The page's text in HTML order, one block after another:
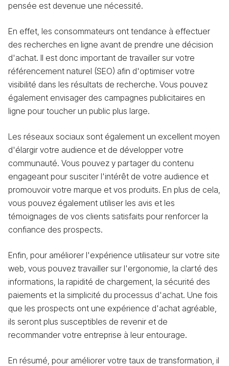
pensée est devenue une nécessité.
En effet, les consommateurs ont tendance à effectuer
des recherches en ligne avant de prendre une décision
d'achat. Il est donc important de travailler sur votre
référencement naturel (SEO) afin d'optimiser votre
visibilité dans les résultats de recherche. Vous pouvez
également envisager des campagnes publicitaires en
ligne pour toucher un public plus large.
Les réseaux sociaux sont également un excellent moyen
d'élargir votre audience et de développer votre
communauté. Vous pouvez y partager du contenu
engageant pour susciter l'intérêt de votre audience et
promouvoir votre marque et vos produits. En plus de cela,
vous pouvez également utiliser les avis et les
témoignages de vos clients satisfaits pour renforcer la
confiance des prospects.
Enfin, pour améliorer l'expérience utilisateur sur votre site
web, vous pouvez travailler sur l'ergonomie, la clarté des
informations, la rapidité de chargement, la sécurité des
paiements et la simplicité du processus d'achat. Une fois
que les prospects ont une expérience d'achat agréable,
ils seront plus susceptibles de revenir et de
recommander votre entreprise à leur entourage.
En résumé, pour améliorer votre taux de transformation, il